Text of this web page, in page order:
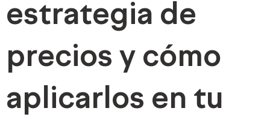
estrategia de
precios y cómo
aplicarlos en tu